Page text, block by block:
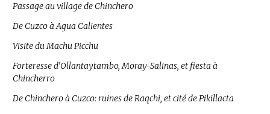
Passage au village de Chinchero
De Cuzco à Agua Calientes
Visite du Machu Picchu
Forteresse d’Ollantaytambo, Moray-Salinas, et fiesta à
Chincherro
De Chinchero à Cuzco: ruines de Raqchi, et cité de Pikillacta